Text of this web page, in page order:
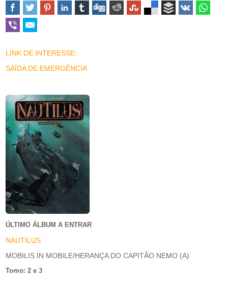
LINK DE INTERESSE:
SAÍDA DE EMERGÊNCIA
ÚLTIMO ÁLBUM A ENTRAR
NAUTILUS
MOBILIS IN MOBILE/HERANÇA DO CAPITÃO NEMO (A)
Tomo: 2 e 3